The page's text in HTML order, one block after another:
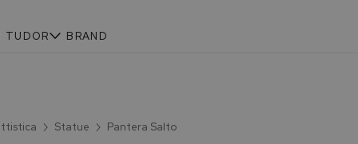
TUDOR BRAND
Statue Pantera Salto